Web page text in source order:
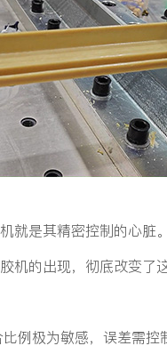
就是其精密控制的心脏
机的出现，彻底改变了
例极为敏感，误差需